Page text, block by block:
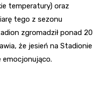
temperatury) oraz
tego z sezonu
zgromadził ponad 20
że jesień na Stadionie
emocjonująco.